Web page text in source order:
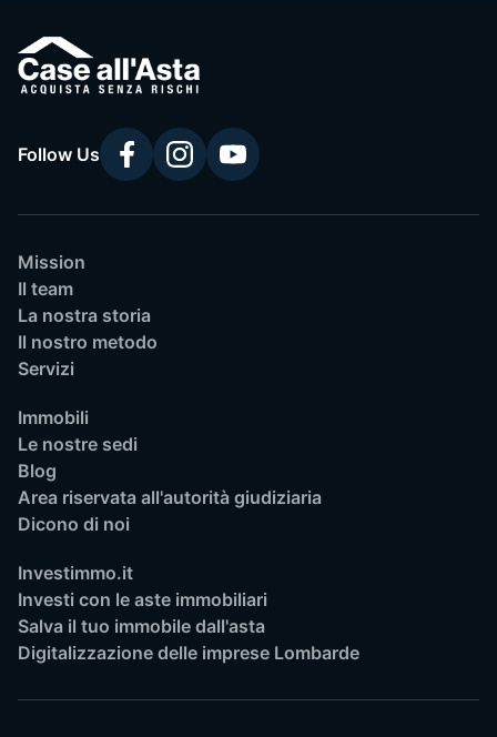
Follow Us
Mission
Il team
La nostra storia
Il nostro metodo
Servizi
Immobili
Le nostre sedi
Blog
Area riservata all'autorità giudiziaria
Dicono di noi
Investimmo.it
Investi con le aste immobiliari
Salva il tuo immobile dall'asta
Digitalizzazione delle imprese Lombarde